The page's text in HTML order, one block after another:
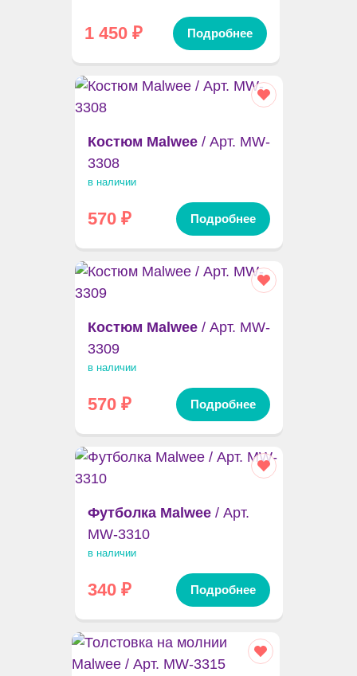
1 450₽ Подробнее
Костюм Malwee/ Арт. MW-
3308
в наличии
570₽ Подробнее
Костюм Malwee/ Арт. MW-
3309
в наличии
570₽ Подробнее
Футболка Malwee/ Арт.
MW-3310
в наличии
340₽ Подробнее